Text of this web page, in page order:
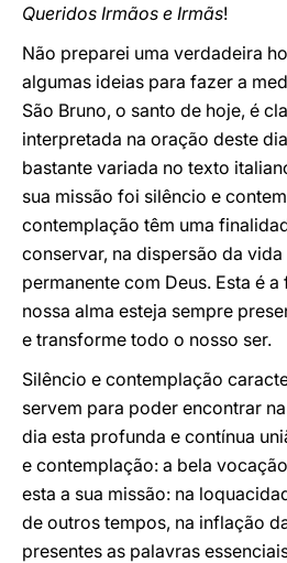
Queridos Irmãos e Irmãs!
Não preparei uma verdadeira
algumas ideias para fazer a
São Bruno, o santo de hoje, é
interpretada na oração deste
bastante variada no texto
sua missão foi silêncio e
contemplação têm uma
conservar, na dispersão da
permanente com Deus. Esta é
nossa alma esteja sempre
e transforme todo o nosso ser.
Silêncio e contemplação
servem para poder encontrar
dia esta profunda e contínua
e contemplação: a bela
esta a sua missão: na
de outros tempos, na inflação
presentes as palavras